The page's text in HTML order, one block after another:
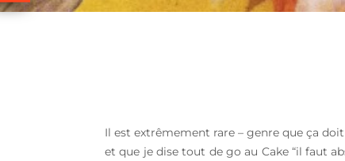
Il est extrêmement rare – genre que ça
et que je dise tout de go au Cake “il faut